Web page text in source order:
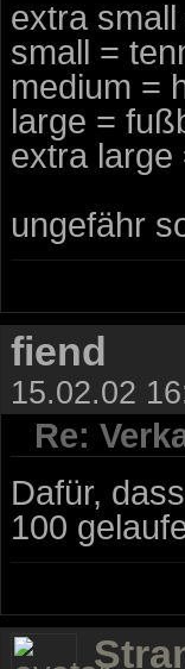
extra
small =
medium =
large =
extra large
ungefähr
fiend
15.02.02
Re:
Dafür,
100